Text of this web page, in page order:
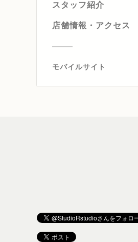
スタッフ紹介
店舗情報・アクセス
モバイルサイト